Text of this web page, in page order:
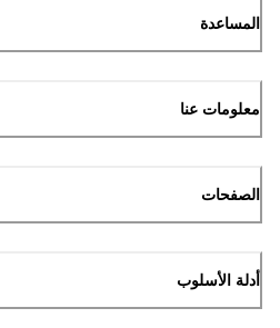
المساعدة
معلومات عنا
الصفحات
أدلة الأسلوب